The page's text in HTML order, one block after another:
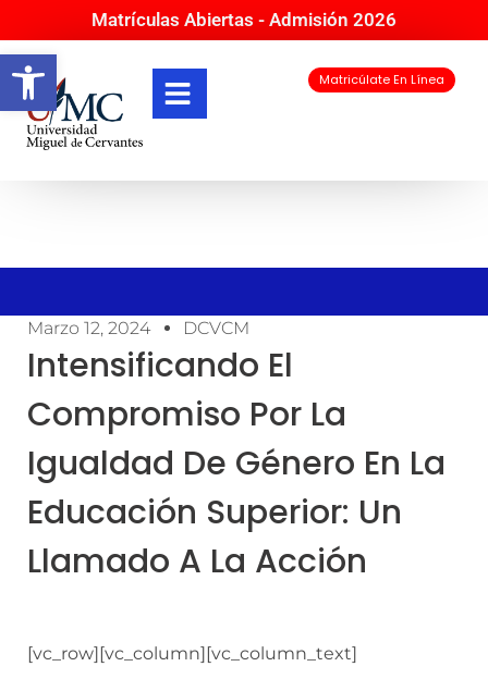
Abrir barra de herramientas
Matrículas Abiertas - Admisión 2026
Matricúlate En Línea
Marzo 12, 2024 DCVCM
Intensificando El
Compromiso Por La
Igualdad De Género En La
Educación Superior: Un
Llamado A La Acción
[vc_row][vc_column][vc_column_text]